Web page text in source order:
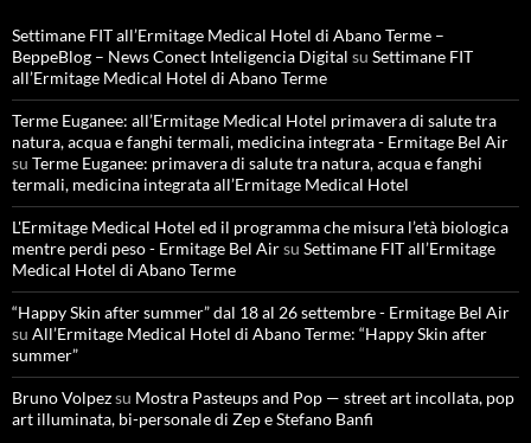
Settimane FIT all’Ermitage Medical Hotel di Abano Terme –
BeppeBlog – News Conect Inteligencia Digital su Settimane FIT
all’Ermitage Medical Hotel di Abano Terme
Terme Euganee: all’Ermitage Medical Hotel primavera di salute tra
natura, acqua e fanghi termali, medicina integrata - Ermitage Bel Air
su Terme Euganee: primavera di salute tra natura, acqua e fanghi
termali, medicina integrata all’Ermitage Medical Hotel
L'Ermitage Medical Hotel ed il programma che misura l’età biologica
mentre perdi peso - Ermitage Bel Airsu Settimane FIT all’Ermitage
Medical Hotel di Abano Terme
“Happy Skin after summer” dal 18 al 26 settembre - Ermitage Bel Air
su All’Ermitage Medical Hotel di Abano Terme: “Happy Skin after
summer”
Bruno Volpezsu Mostra Pasteups and Pop — street art incollata, pop
art illuminata, bi-personale di Zep e Stefano Banfi